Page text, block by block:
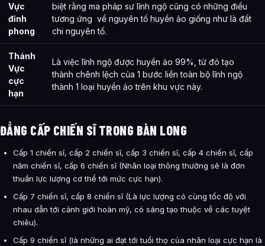
Vực
đỉnh
phong
biệt rằng ma pháp sư lĩnh ngộ cũng có những điều
tương ứng về nguyên tố huyền ảo giống như là đất
chi nguyên tố.
Thánh
Vực
cực
hạn
Là việc lĩnh ngộ được huyền ảo 99%, từ đó tạo
thành chênh lệch của 1 bước liền toàn bộ lĩnh ngộ
thành 1 loại huyền ảo trên khu vực này.
ĐẲNG CẤP CHIẾN SĨ TRONG BÀN LONG
Cấp 1 chiến sĩ, cấp 2 chiến sĩ, cấp 3 chiến sĩ, cấp 4 chiến sĩ, cấp
năm chiến sĩ, cấp 6 chiến sĩ (Nhân loại thông thường sẽ là đơn
thuần lực lượng cơ thể tới mức cực hạn).
Cấp 7 chiến sĩ, cấp 8 chiến sĩ (Là lực lượng có cùng tốc độ với
nhau dẫn tới cảnh giới hoàn mỹ, có sáng tạo thuộc về các tuyệt
chiêu).
Cấp 9 chiến sĩ (là những ai đạt tới tuổi thọ của nhân loại cực hạn là